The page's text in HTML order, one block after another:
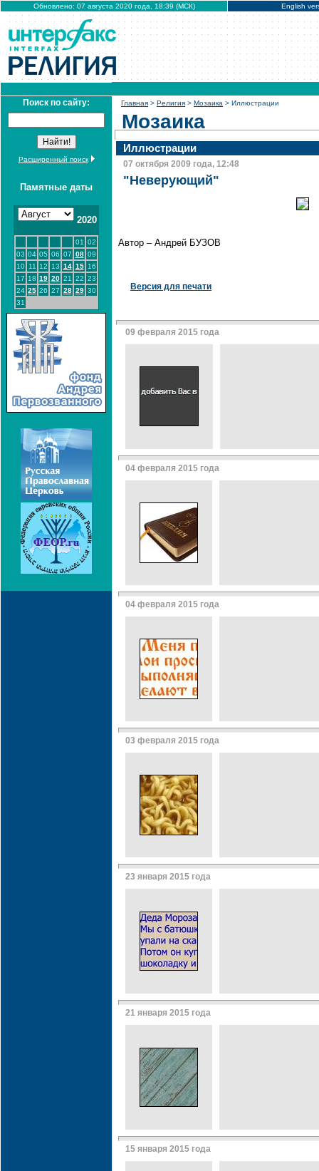
Обновлено: 07 августа 2020 года, 18:39 (МСК) English
Поиск по сайту:
Расширенный поиск
Памятные даты
2020
01
02
03 04 05 06 07 08 09
10
11 12 13 14 15 16
17 18 19 20 21 22 23
24 25 26 27 28 29 30
31
Главная > Религия > Мозаика > Иллюстрации
Мозаика
Иллюстрации
07 октября 2009 года, 12:48
"Неверующий"
Автор – Андрей БУЗОВ
Версия для печати
09 февраля 2015 года
04 февраля 2015 года
04 февраля 2015 года
03 февраля 2015 года
23 января 2015 года
21 января 2015 года
15 января 2015 года